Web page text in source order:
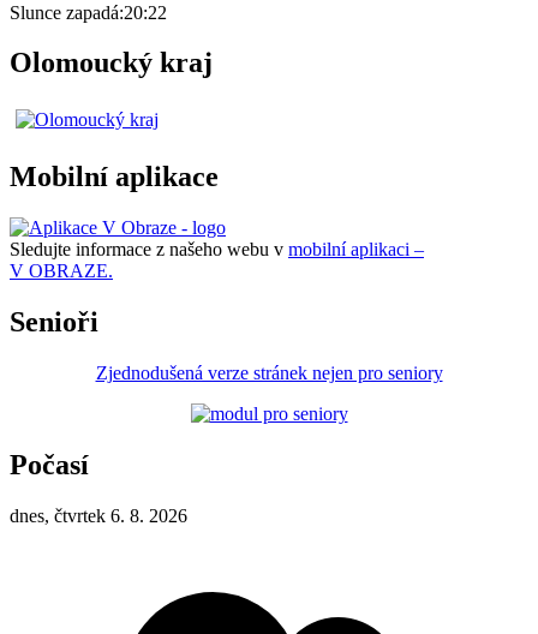
Slunce zapadá:20:22
Olomoucký kraj
Mobilní aplikace
Sledujte informace z našeho webu v mobilní aplikaci –
V OBRAZE.
Senioři
Zjednodušená verze stránek nejen pro seniory
Počasí
dnes, čtvrtek 6. 8. 2026